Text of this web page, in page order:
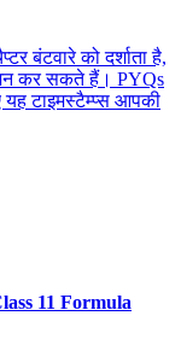
बंटवारे को दर्शाता है,
कर सकते हैं। PYQs
यह टाइमस्टैम्प्स आपकी
11 Formula